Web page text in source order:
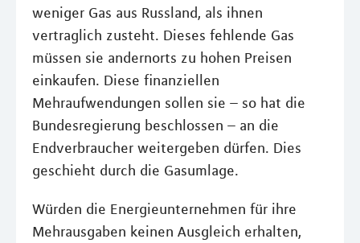
weniger Gas aus Russland, als ihnen
vertraglich zusteht. Dieses fehlende Gas
müssen sie andernorts zu hohen Preisen
einkaufen. Diese finanziellen
Mehraufwendungen sollen sie – so hat die
Bundesregierung beschlossen – an die
Endverbraucher weitergeben dürfen. Dies
geschieht durch die Gasumlage.
Würden die Energieunternehmen für ihre
Mehrausgaben keinen Ausgleich erhalten,